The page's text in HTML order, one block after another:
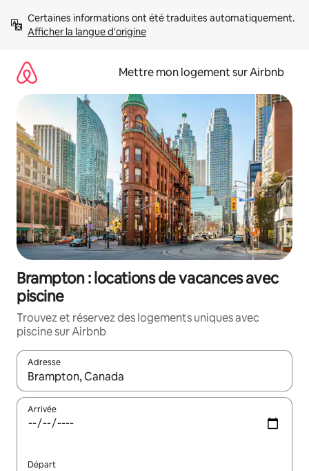
directement
Afficher la langue d'origine
Mettre mon logement sur Airbnb
Brampton : locations de vacances avec
piscine
Trouvez et réservez des logements uniques avec
piscine sur Airbnb
Adresse
Lorsque les résultats s'affichent, utilisez les flèches vers le
Arrivée
Départ